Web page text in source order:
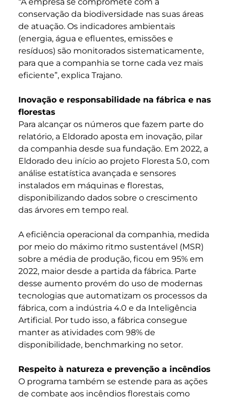
conservação da biodiversidade nas suas áreas
de atuação. Os indicadores ambientais
(energia, água e efluentes, emissões e
resíduos) são monitorados sistematicamente,
para que a companhia se torne cada vez mais
eficiente”, explica Trajano.
Inovação e responsabilidade na fábrica e nas
florestas
Para alcançar os números que fazem parte do
relatório, a Eldorado aposta em inovação, pilar
da companhia desde sua fundação. Em 2022, a
Eldorado deu início ao projeto Floresta 5.0, com
análise estatística avançada e sensores
instalados em máquinas e florestas,
disponibilizando dados sobre o crescimento
das árvores em tempo real.
A eficiência operacional da companhia, medida
por meio do máximo ritmo sustentável (MSR)
sobre a média de produção, ficou em 95% em
2022, maior desde a partida da fábrica. Parte
desse aumento provém do uso de modernas
tecnologias que automatizam os processos da
fábrica, com a indústria 4.0 e da Inteligência
Artificial. Por tudo isso, a fábrica consegue
manter as atividades com 98% de
disponibilidade, benchmarking no setor.
Respeito à natureza e prevenção a incêndios
O programa também se estende para as ações
de combate aos incêndios florestais como